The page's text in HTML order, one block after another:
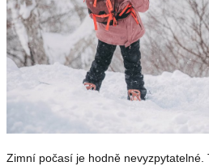
si
rady?
Poradíme
s
výběrem.
+420739230026
info@store13.cz
Zimní počasí je hodně nevyzpytatelné.